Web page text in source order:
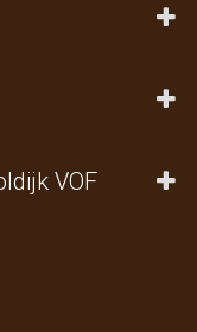
VOF